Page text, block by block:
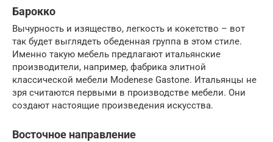
Барокко
Вычурность и изящество, легкость и кокетство – вот
так будет выглядеть обеденная группа в этом стиле.
Именно такую мебель предлагают итальянские
производители, например, фабрика элитной
классической мебели Modenese Gastone. Итальянцы не
зря считаются первыми в производстве мебели. Они
создают настоящие произведения искусства.
Восточное направление